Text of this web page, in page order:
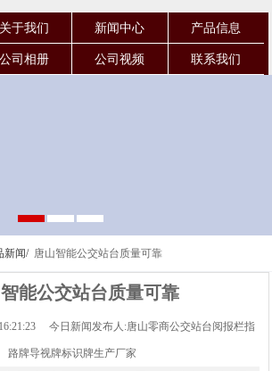
关于我们 新闻中心 产品信息
公司相册 公司视频 联系我们
新闻/ 唐山智能公交站台质量可靠
能公交站台质量可靠
今日新闻发布人:唐山零商公交站台阅报栏指
路牌导视牌标识牌生产厂家